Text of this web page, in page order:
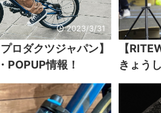
2023/3/31
ロダクツジャパン】
POPUP情報！
【
きょう